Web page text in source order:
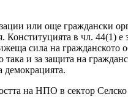
или още граждански
в чл. 44(1) е
сила на
и за защита на
демокрацията.
на НПО в сектор Селско